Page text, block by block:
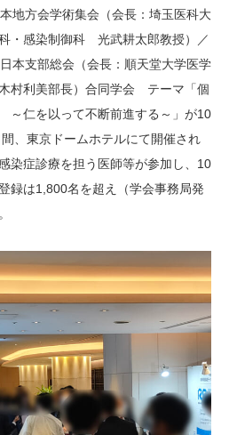
地方会学術集会（会長：埼玉医科大
・感染制御科 光武耕太郎教授）／
本支部総会（会長：順天堂大学医学
村利美部長）合同学会 テーマ「個
～仁を以って不断前進する～」が10
、東京ドームホテルにて開催され
染症診療を担う医師等が参加し、10
録は1,800名を超え（学会事務局発